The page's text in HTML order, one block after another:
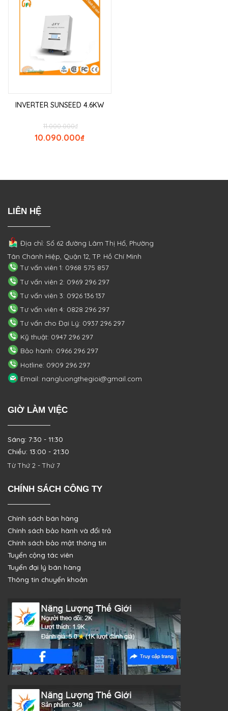
INVERTER SUNSEED 4.6KW
₫
11.000.000
₫
10.090.000
LIÊN HỆ
Địa chỉ: Số 62 đường Lâm Thị Hố, Phường
Tân Chánh Hiệp, Quận 12, TP. Hồ Chí Minh
Tư vấn viên 1: 0968 575 857
Tư vấn viên 2: 0969 296 297
Tư vấn viên 3: 0926 136 137
Tư vấn viên 4: 0828 296 297
Tư vấn cho Đại Lý: 0937 296 297
Kỹ thuật: 0947 296 297
Bảo hành: 0966 296 297
Hotline: 0909 296 297
Email: nangluongthegioi@gmail.com
GIỜ LÀM VIỆC
Sáng: 7:30 - 11:30
Chiều: 13:00 - 21:30
Từ Thứ 2 - Thứ 7
CHÍNH SÁCH CÔNG TY
Chính sách bán hàng
Chính sách bảo hành và đổi trả
Chính sách bảo mật thông tin
Tuyển cộng tác viên
Tuyển đại lý bán hàng
Thông tin chuyển khoản